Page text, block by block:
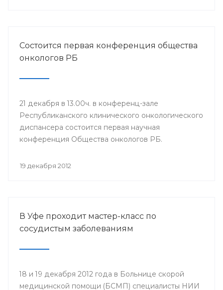
Состоится первая конференция общества
онкологов РБ
21 декабря в 13.00ч. в конференц-зале
Республиканского клинического онкологического
диспансера состоится первая научная
конференция Общества онкологов РБ.
19 декабря 2012
В Уфе проходит мастер-класс по
сосудистым заболеваниям
18 и 19 декабря 2012 года в Больнице скорой
медицинской помощи (БСМП) специалисты НИИ